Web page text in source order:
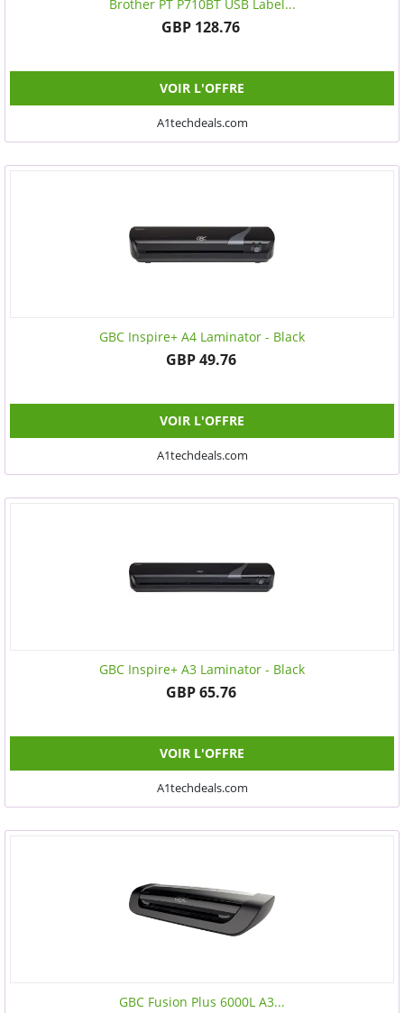
Brother PT P710BT USB Label...
GBP 128.76
VOIR L'OFFRE
A1techdeals.com
GBC Inspire+ A4 Laminator - Black
GBP 49.76
VOIR L'OFFRE
A1techdeals.com
GBC Inspire+ A3 Laminator - Black
GBP 65.76
VOIR L'OFFRE
A1techdeals.com
GBC Fusion Plus 6000L A3...